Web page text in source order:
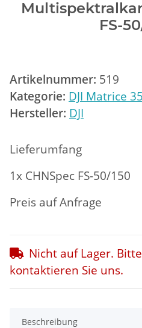
FS-
Artikelnummer: 519
Kategorie: DJI Matrice
Hersteller: DJI
Lieferumfang
1x CHNSpec FS-50/150
Preis auf Anfrage
Nicht auf Lager. Bitte
kontaktieren Sie uns.
Beschreibung